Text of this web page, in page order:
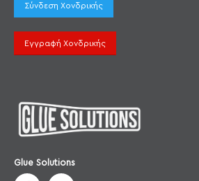
Σύνδεση Χονδρικής
Εγγραφή Χονδρικής
Glue Solutions